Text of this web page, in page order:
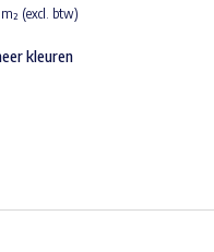
m² (excl. btw)
kleuren